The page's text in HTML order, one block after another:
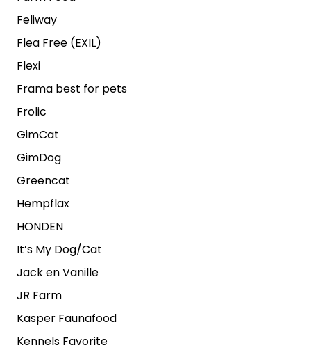
Feliway
Flea Free (EXIL)
Flexi
Frama best for pets
Frolic
GimCat
GimDog
Greencat
Hempflax
HONDEN
It’s My Dog/Cat
Jack en Vanille
JR Farm
Kasper Faunafood
Kennels Favorite